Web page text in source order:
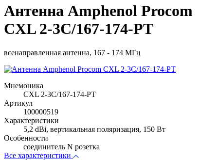
Антенна Amphenol Procom
CXL 2-3C/167-174-PT
всенаправленная антенна, 167 - 174 МГц
Мнемоника
CXL 2-3C/167-174-PT
Артикул
100000519
Характеристики
5,2 dBi, вертикальная поляризация, 150 Вт
Особенности
соединитель N розетка
Все характеристики